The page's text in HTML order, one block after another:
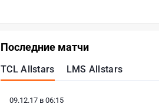
Последние матчи
TCL Allstars LMS Allstars
09.12.17 в 06:15